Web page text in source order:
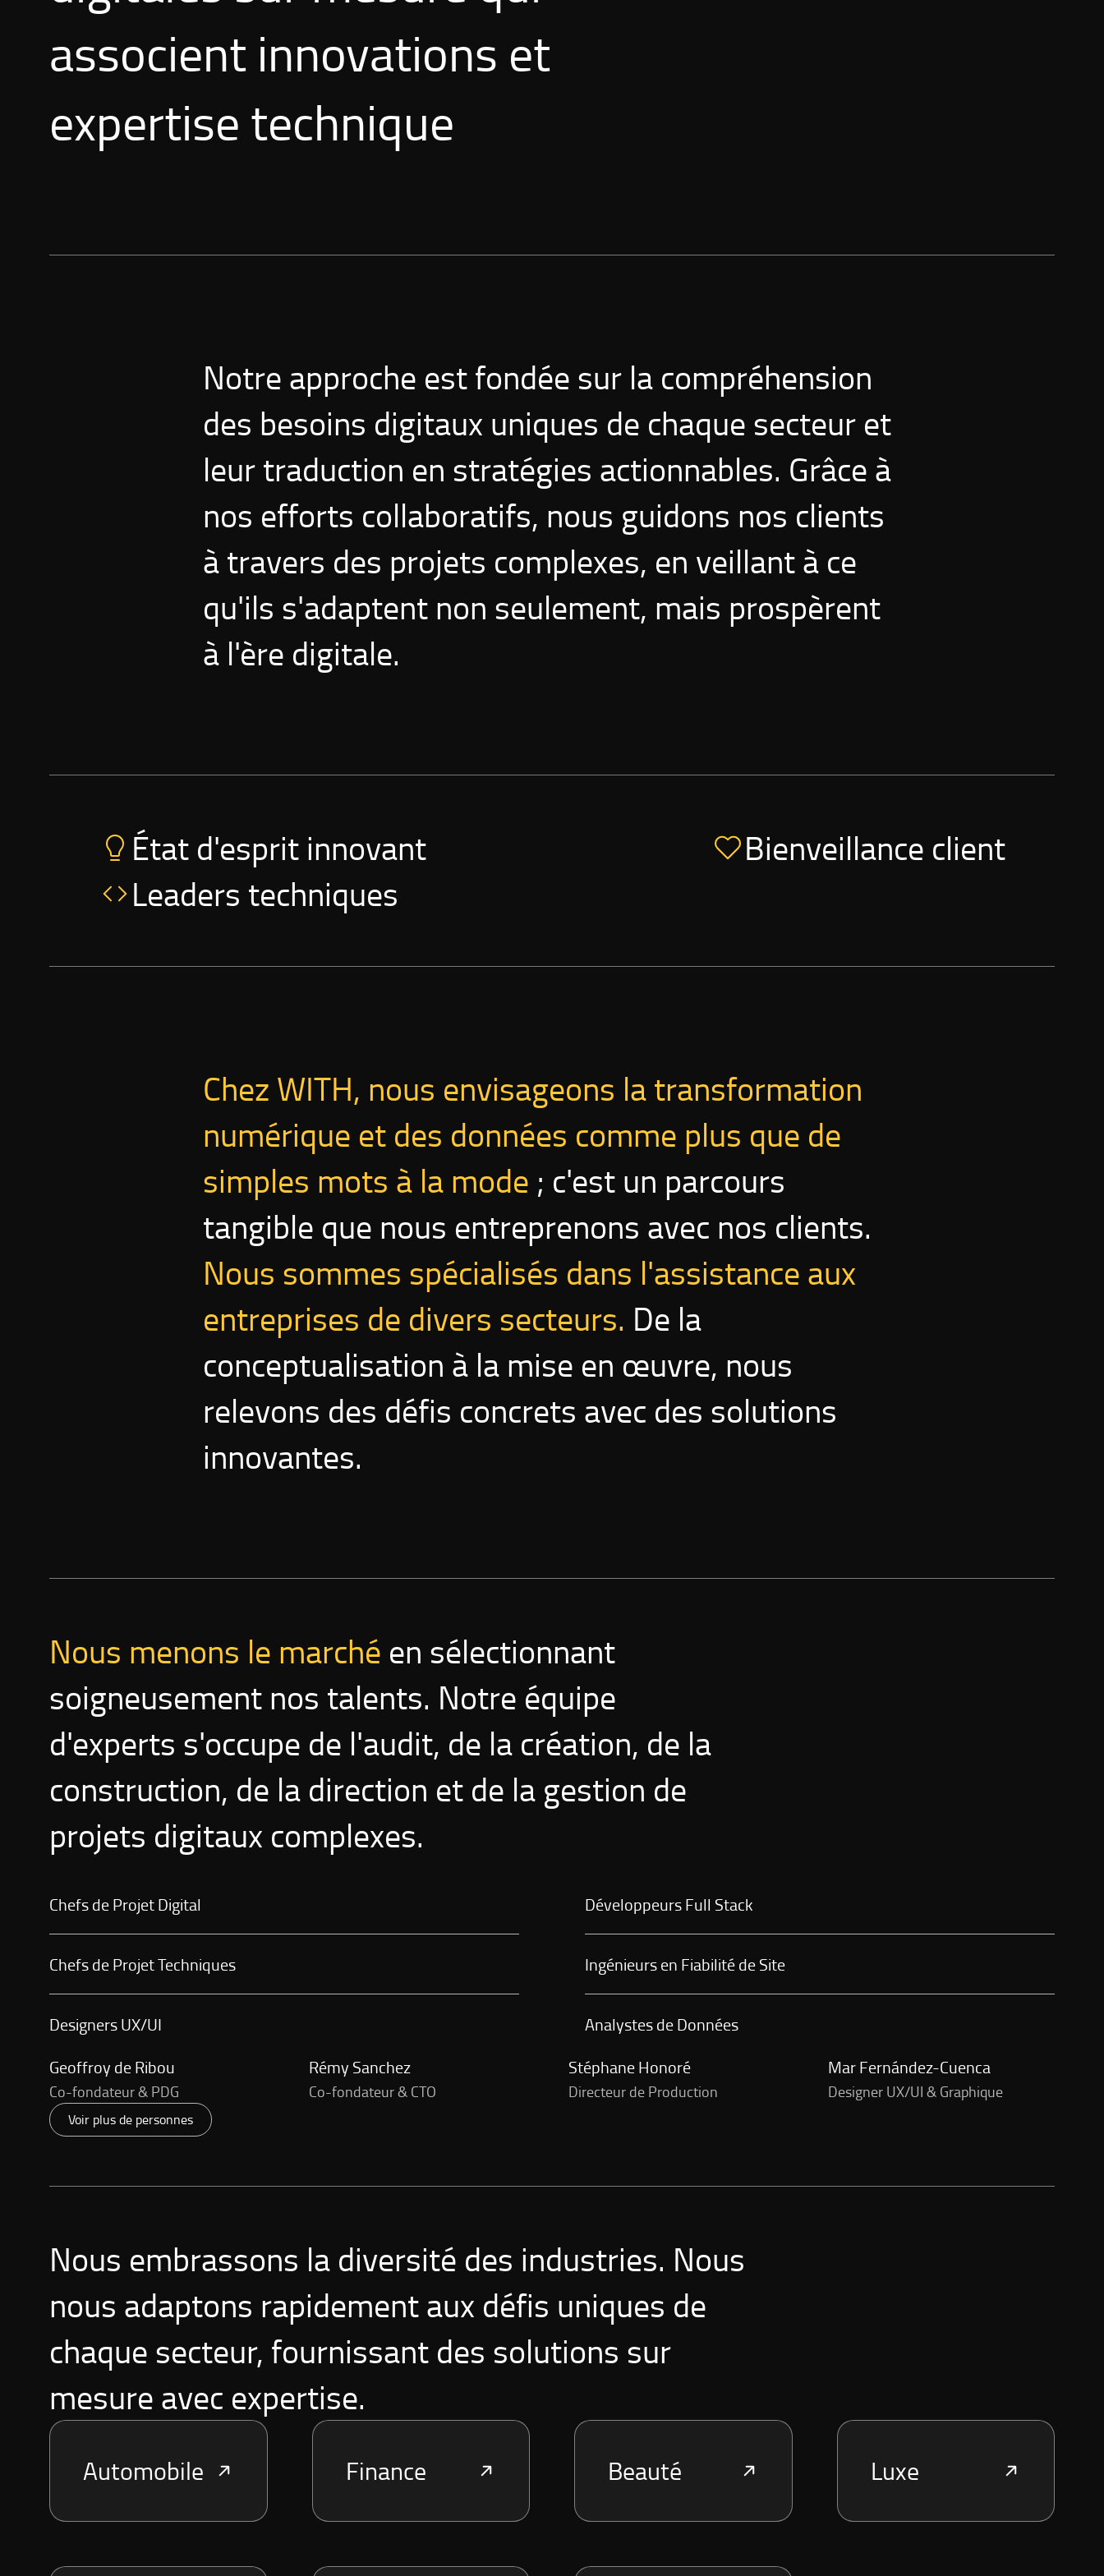
associent innovations et
expertise technique
Notre approche est fondée sur la compréhension
des besoins digitaux uniques de chaque secteur et
leur traduction en stratégies actionnables. Grâce à
nos efforts collaboratifs, nous guidons nos clients
à travers des projets complexes, en veillant à ce
qu'ils s'adaptent non seulement, mais prospèrent
à l'ère digitale.
État d'esprit innovant
Bienveillance client
Leaders techniques
Chez WITH, nous envisageons la transformation
numérique et des données comme plus que de
simples mots à la mode ; c'est un parcours
tangible que nous entreprenons avec nos clients.
Nous sommes spécialisés dans l'assistance aux
entreprises de divers secteurs. De la
conceptualisation à la mise en œuvre, nous
relevons des défis concrets avec des solutions
innovantes.
Nous menons le marché en sélectionnant
soigneusement nos talents. Notre équipe
d'experts s'occupe de l'audit, de la création, de la
construction, de la direction et de la gestion de
projets digitaux complexes.
Chefs de Projet Digital Développeurs Full Stack
Chefs de Projet Techniques Ingénieurs en Fiabilité de Site
Designers UX/UI
Analystes de Données
Geoffroy de Ribou
Co-fondateur & PDG
Rémy Sanchez
Co-fondateur & CTO
Stéphane Honoré
Directeur de Production
Mar Fernández-Cuenca
Designer UX/UI & Graphique
Voir plus de personnes
Nous embrassons la diversité des industries. Nous
nous adaptons rapidement aux défis uniques de
chaque secteur, fournissant des solutions sur
mesure avec expertise.
Automobile Finance Beauté Luxe